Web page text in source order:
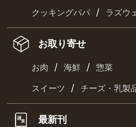
クッキングパパ / ラズウ
お取り寄せ
お肉 / 海鮮 / 惣菜
スイーツ / チーズ・乳製
最新刊